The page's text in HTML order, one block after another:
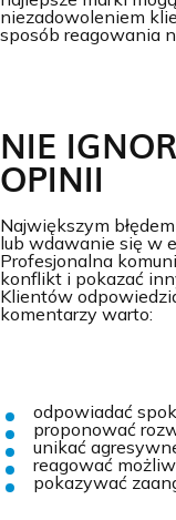
niezadowoleniem
sposób reagowania
NIE
OPINII
Największym
lub wdawanie się w
Profesjonalna
konflikt i pokazać
Klientów
komentarzy warto:
odpowiadać
proponować
unikać
reagować
pokazywać